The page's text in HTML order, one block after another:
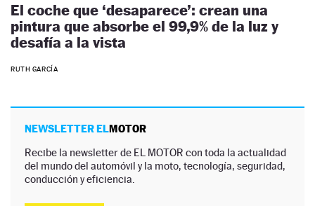
El coche que ‘desaparece’: crean una
pintura que absorbe el 99,9% de la luz y
desafía a la vista
RUTH GARCÍA
NEWSLETTER ELMOTOR
Recibe la newsletter de EL MOTOR con toda la actualidad
del mundo del automóvil y la moto, tecnología, seguridad,
conducción y eficiencia.